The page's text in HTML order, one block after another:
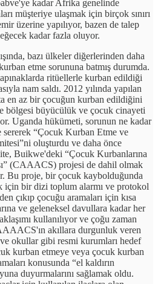
kadar Afrika genelinde
müşteriye ulaşmak için birçok sınırı
üzerine yapılıyor, bazen de talep
kadar fazla oluyor.
bazı ülkeler diğerlerinden daha
etme sorununa batmış durumda.
ritüellerle kurban edildiği
nam saldı. 2012 yılında yapılan
en az bir çocuğun kurban edildiğini
bölgesi büyücülük ve çocuk cinayeti
Uganda hükümeti, sorunun ne kadar
“Çocuk Kurban Etme ve
oluşturdu ve daha önce
Buikwe'deki “Çocuk Kurbanlarına
(CAAACS) projesi de dahil olmak
Bu proje, bir çocuk kaybolduğunda
için bir dizi toplum alarmı ve protokol
çıkıp çocuğu aramaları için kısa
ve geleneksel davullara kadar her
kullanılıyor ve çoğu zaman
akıllara durgunluk veren
okullar gibi resmi kurumları hedef
kurban etmeye veya çocuk kurban
konusunda “el kaldırın
duyurmalarını sağlamak oldu.